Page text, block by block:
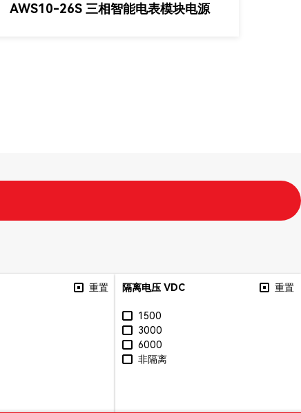
AWS10-26S 三相智能电表模块电源
重置 隔离电压 VDC 重置
1500
3000
6000
非隔离